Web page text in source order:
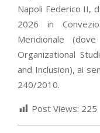
Napoli Federico II,
2026 in
Meridionale
Organizational
and Inclusion), ai
240/2010.
Post Views: 225